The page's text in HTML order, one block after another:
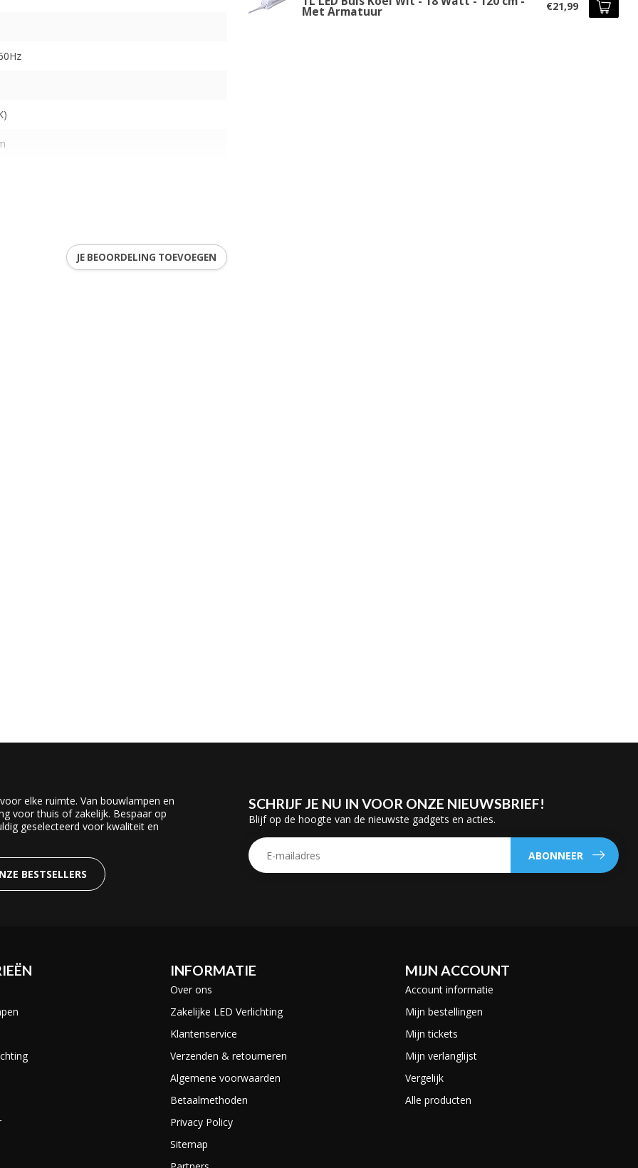
JE BEOORDELING TOEVOEGEN
Met Armatuur €21,99
elke ruimte. Van bouwlampen en
voor thuis of zakelijk. Bespaar op
geselecteerd voor kwaliteit en
BESTSELLERS
SCHRIJF JE NU IN VOOR ONZE NIEUWSBRIEF!
Blijf op de hoogte van de nieuwste gadgets en acties.
ABONNEER
INFORMATIE
Over ons
Zakelijke LED Verlichting
Klantenservice
Verzenden & retourneren
Algemene voorwaarden
Betaalmethoden
Privacy Policy
Sitemap
MIJN ACCOUNT
Account informatie
Mijn bestellingen
Mijn tickets
Mijn verlanglijst
Vergelijk
Alle producten